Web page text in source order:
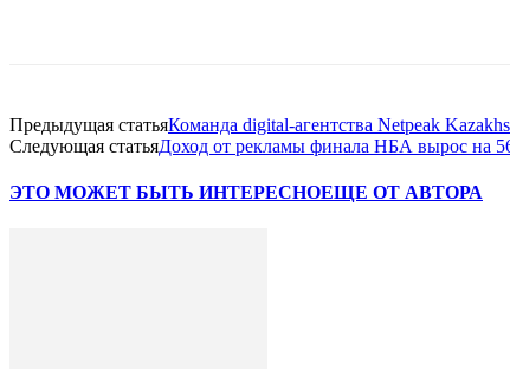
Предыдущая статьяКоманда digital-агентства Netpeak
Следующая статьяДоход от рекламы финала НБА вырос на
ЭТО МОЖЕТ БЫТЬ ИНТЕРЕСНОЕЩЕ ОТ АВТОРА